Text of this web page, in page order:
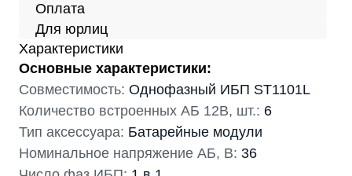
Оплата
Для юрлиц
Характеристики
Основные характеристики:
Совместимость: Однофазный ИБП ST1101L
Количество встроенных АБ 12В, шт.: 6
Тип аксессуара: Батарейные модули
Номинальное напряжение АБ, В: 36